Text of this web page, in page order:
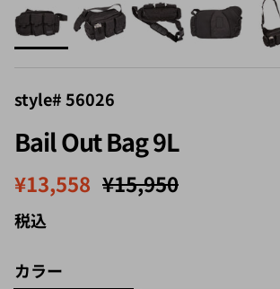
style# 56026
Bail Out Bag 9L
セール価格
¥13,558 定価
¥15,950
税込
カラー